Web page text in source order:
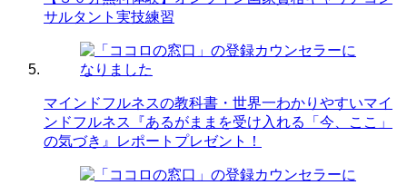
サルタント実技練習
マインドフルネスの教科書・世界一わかりやすいマイ
ンドフルネス『あるがままを受け入れる「今、ここ」
の気づき』レポートプレゼント！